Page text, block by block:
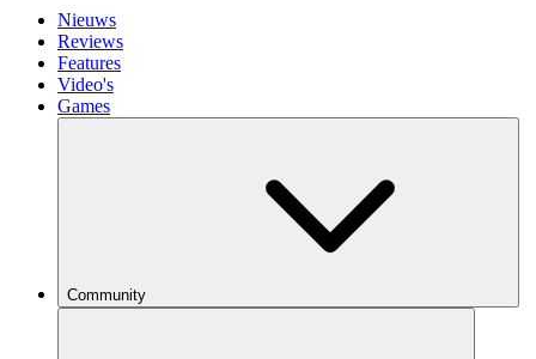
Nieuws
Reviews
Features
Video's
Games
Community